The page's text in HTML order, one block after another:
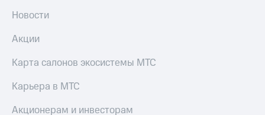
Новости
Акции
Карта салонов экосистемы МТС
Карьера в МТС
Акционерам и инвесторам